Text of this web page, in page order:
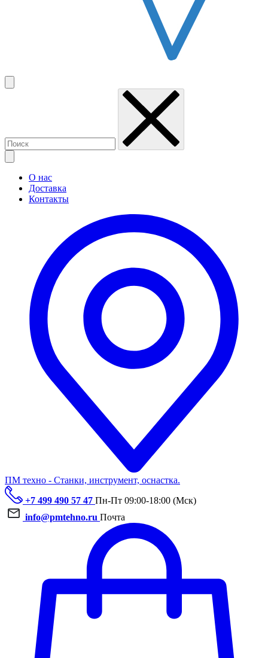
О нас
Доставка
Контакты
ПМ техно - Станки, инструмент, оснастка.
+7 499 490 57 47 Пн-Пт 09:00-18:00 (Мск)
info@pmtehno.ru Почта